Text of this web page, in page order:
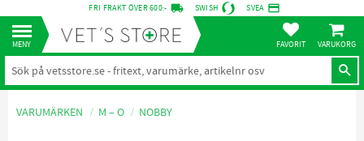
Meny
FRI FRAKT ÖVER 600:- local_shipping SWISH SVEA credit_card
FAVORITER
VARUMÄRKEN M – O NOBBY